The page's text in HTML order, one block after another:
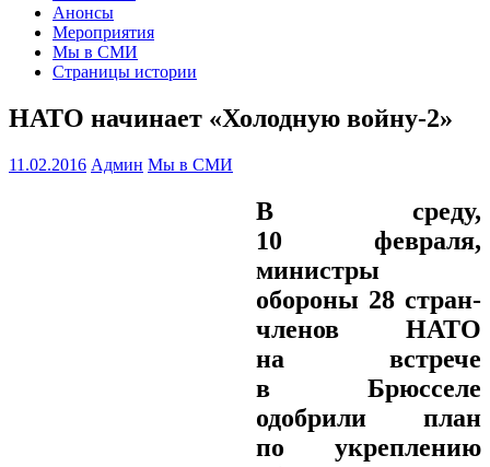
Анонсы
Мероприятия
Мы в СМИ
Страницы истории
НАТО начинает «Холодную войну-2»
11.02.2016 Админ Мы в СМИ
В среду,
10 февраля,
министры
обороны 28 стран-
членов НАТО
на встрече
в Брюсселе
одобрили план
по укреплению